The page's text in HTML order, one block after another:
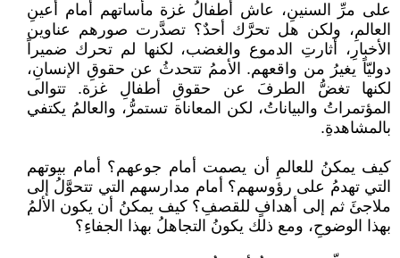
على مرِّ السنينِ، عاش أطفالُ غزة مأساتهم أمام أعينِ
العالمِ، ولكن هل تحرَّك أحدٌ؟ تصدَّرت صورهم عناوين
الأخبارِ، أثارتِ الدموع والغضب، لكنها لم تحرك ضميراً
دوليّاً يغيرُ من واقعهم. الأممُ تتحدثُ عن حقوقِ الإنسانِ،
لكنها تغضُّ الطرفَ عن حقوقِ أطفالِ غزة. تتوالى
المؤتمراتُ والبياناتُ، لكن المعاناة تستمرُّ، والعالمُ يكتفي
بالمشاهدةِ.
كيف يمكنُ للعالمِ أن يصمت أمام جوعهم؟ أمام بيوتهم
التي تهدمُ على رؤوسهم؟ أمام مدارسهم التي تتحوَّلُ إلى
ملاجئَ ثم إلى أهدافٍ للقصفِ؟ كيف يمكنُ أن يكون الألمُ
بهذا الوضوحِ، ومع ذلك يكونُ التجاهلُ بهذا الجفاءِ؟